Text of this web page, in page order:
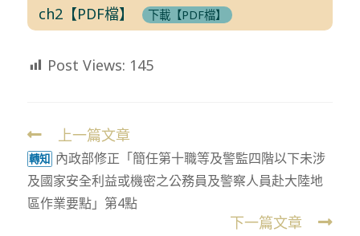
ch2【PDF檔】
下載【PDF檔】
Post Views: 145
Read
more
articles
上一篇文章
轉知 內政部修正「簡任第十職等及警監四階以下未涉
及國家安全利益或機密之公務員及警察人員赴大陸地
區作業要點」第4點
下一篇文章